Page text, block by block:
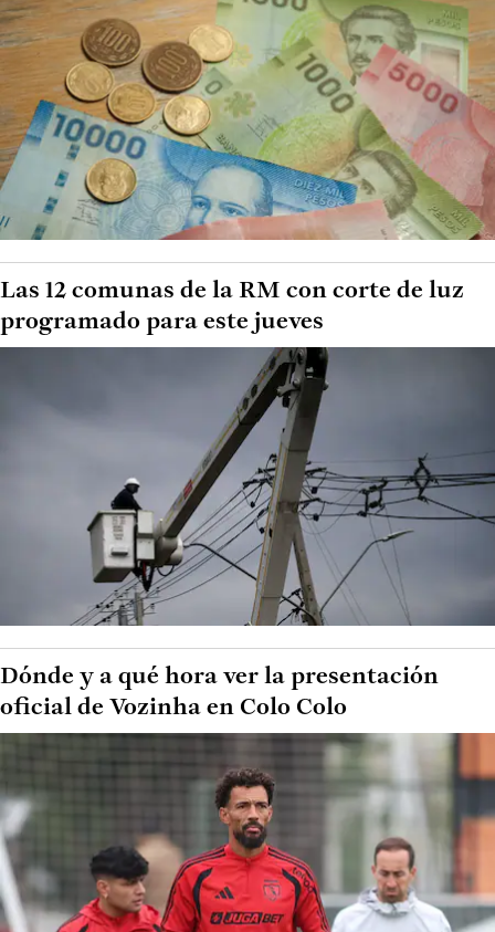
Las 12 comunas de la RM con corte de luz
programado para este jueves
Dónde y a qué hora ver la presentación
oficial de Vozinha en Colo Colo